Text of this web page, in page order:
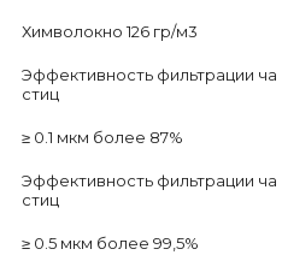
Химволокно 126 гр/м3
Эффективность фильтрации ча
стиц
≥ 0.1 мкм более 87%
Эффективность фильтрации ча
стиц
≥ 0.5 мкм более 99,5%